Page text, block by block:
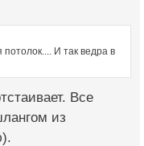
И так ведра в
Все
из